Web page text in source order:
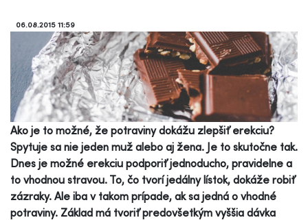
06.08.2015 11:59
Ako je to možné, že potraviny dokážu zlepšiť erekciu?
Spytuje sa nie jeden muž alebo aj žena. Je to skutočne tak.
Dnes je možné erekciu podporiť jednoducho, pravidelne a
to vhodnou stravou. To, čo tvorí jedálny lístok, dokáže robiť
zázraky. Ale iba v takom prípade, ak sa jedná o vhodné
potraviny. Základ má tvoriť predovšetkým vyššia dávka